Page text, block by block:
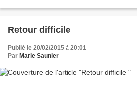
Retour difficile
Publié le 20/02/2015 à 20:01
Par Marie Saunier